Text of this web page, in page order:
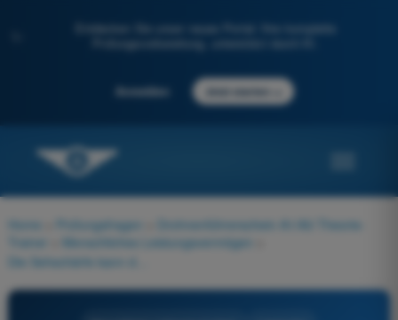
Entdecken Sie unser neues Portal: Ihre komplette
Prüfungsvorbereitung, unterstützt durch KI.
Anmelden Jetzt starten
Home Prüfungsfragen
Drohnenführerschein A1/A3 Theorie-
Trainer
Menschliches Leistungsvermögen